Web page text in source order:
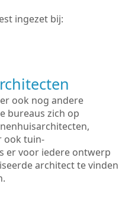
ingezet bij:
ook nog andere
bureaus zich op
ook tuin-
er voor iedere ontwerp
architect te vinden